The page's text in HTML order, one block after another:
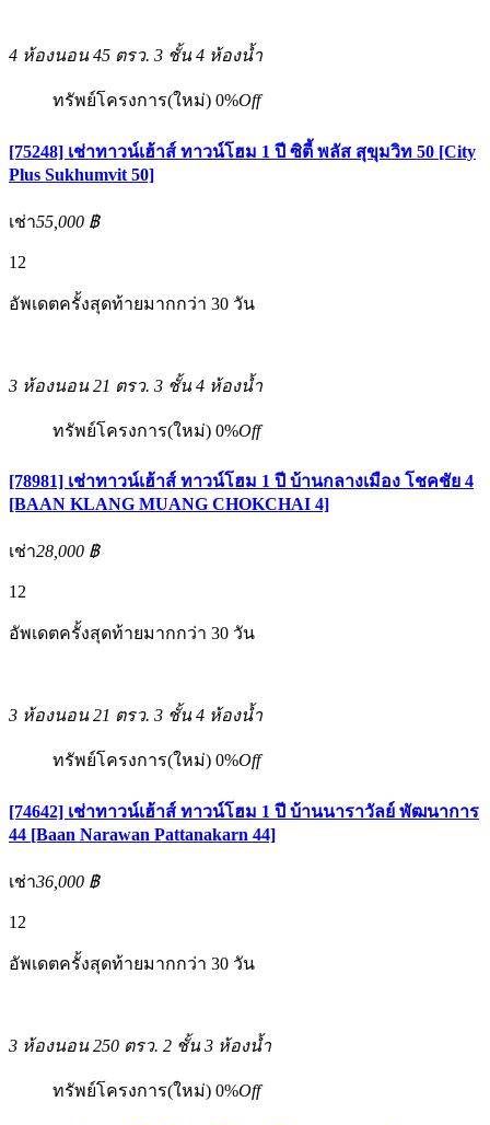
4 ห้องนอน 45 ตรว. 3 ชั้น 4 ห้องน้ำ
ทรัพย์โครงการ(ใหม่) 0%Off
[75248] เช่าทาวน์เฮ้าส์ ทาวน์โฮม 1 ปี ซิตี้ พลัส สุขุมวิท 50 [City
Plus Sukhumvit 50]
เช่า55,000 ฿
12
อัพเดตครั้งสุดท้ายมากกว่า 30 วัน
3 ห้องนอน 21 ตรว. 3 ชั้น 4 ห้องน้ำ
ทรัพย์โครงการ(ใหม่) 0%Off
[78981] เช่าทาวน์เฮ้าส์ ทาวน์โฮม 1 ปี บ้านกลางเมือง โชคชัย 4
[BAAN KLANG MUANG CHOKCHAI 4]
เช่า28,000 ฿
12
อัพเดตครั้งสุดท้ายมากกว่า 30 วัน
3 ห้องนอน 21 ตรว. 3 ชั้น 4 ห้องน้ำ
ทรัพย์โครงการ(ใหม่) 0%Off
[74642] เช่าทาวน์เฮ้าส์ ทาวน์โฮม 1 ปี บ้านนาราวัลย์ พัฒนาการ
44 [Baan Narawan Pattanakarn 44]
เช่า36,000 ฿
12
อัพเดตครั้งสุดท้ายมากกว่า 30 วัน
3 ห้องนอน 250 ตรว. 2 ชั้น 3 ห้องน้ำ
ทรัพย์โครงการ(ใหม่) 0%Off